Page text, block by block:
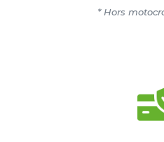
* Hors